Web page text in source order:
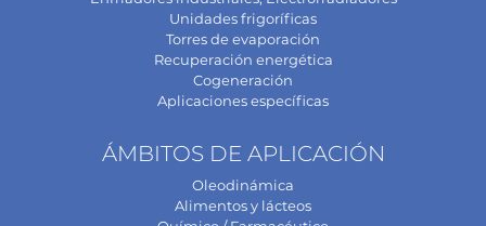
Unidades frigoríficas
Torres de evaporación
Recuperación energética
Cogeneración
Aplicaciones específicas
ÁMBITOS DE APLICACIÓN
Oleodinámica
Alimentos y lácteos